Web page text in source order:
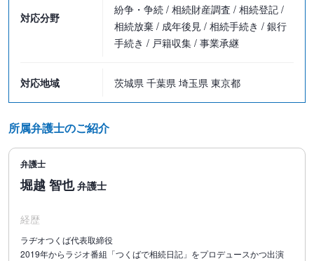
対応分野
紛争・争続 / 相続財産調査 / 相続登記 /
相続放棄 / 成年後見 / 相続手続き / 銀行
手続き / 戸籍収集 / 事業承継
対応地域 茨城県 千葉県 埼玉県 東京都
所属弁護士のご紹介
弁護士
堀越 智也 弁護士
経歴
ラヂオつくば代表取締役
2019年からラジオ番組「つくばで相続日記」をプロデュースかつ出演